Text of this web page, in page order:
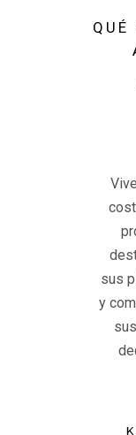
sus
y